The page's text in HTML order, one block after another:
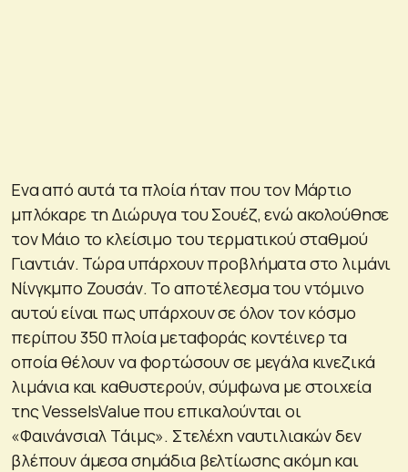
Ενα από αυτά τα πλοία ήταν που τον Μάρτιο
μπλόκαρε τη Διώρυγα του Σουέζ, ενώ ακολούθησε
τον Μάιο το κλείσιμο του τερματικού σταθμού
Γιαντιάν. Τώρα υπάρχουν προβλήματα στο λιμάνι
Νίνγκμπο Ζουσάν. Το αποτέλεσμα του ντόμινο
αυτού είναι πως υπάρχουν σε όλον τον κόσμο
περίπου 350 πλοία μεταφοράς κοντέινερ τα
οποία θέλουν να φορτώσουν σε μεγάλα κινεζικά
λιμάνια και καθυστερούν, σύμφωνα με στοιχεία
της VesselsValue που επικαλούνται οι
«Φαινάνσιαλ Τάιμς». Στελέχη ναυτιλιακών δεν
βλέπουν άμεσα σημάδια βελτίωσης ακόμη και